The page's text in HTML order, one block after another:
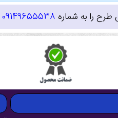
را به شماره 09149655538